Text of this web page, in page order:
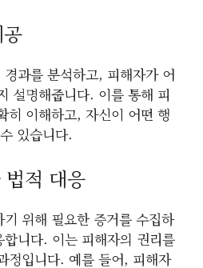
과를 분석하고, 피해자가 어
설명해줍니다. 이를 통해 피
히 이해하고, 자신이 어떤 행
있습니다.
적 대응
위해 필요한 증거를 수집하
니다. 이는 피해자의 권리를
정입니다. 예를 들어, 피해자